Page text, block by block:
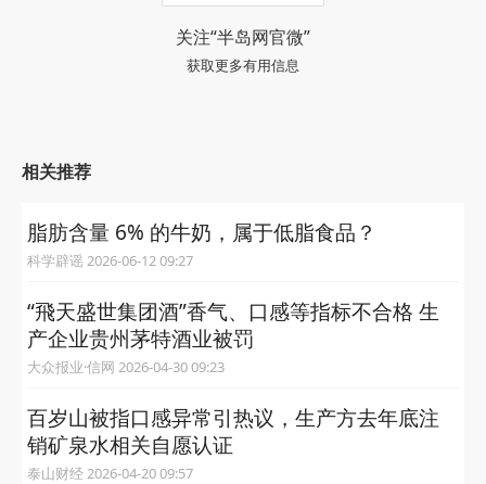
关注“半岛网官微”
获取更多有用信息
相关推荐
脂肪含量 6% 的牛奶，属于低脂食品？
科学辟谣 2026-06-12 09:27
“飛天盛世集团酒”香气、口感等指标不合格 生
产企业贵州茅特酒业被罚
大众报业·信网 2026-04-30 09:23
百岁山被指口感异常引热议，生产方去年底注
销矿泉水相关自愿认证
泰山财经 2026-04-20 09:57